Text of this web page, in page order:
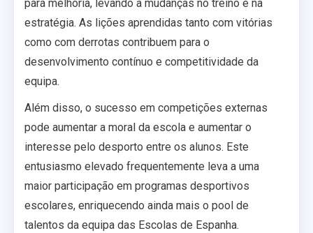
para melhoria, levando a mudanças no treino e na
estratégia. As lições aprendidas tanto com vitórias
como com derrotas contribuem para o
desenvolvimento contínuo e competitividade da
equipa.
Além disso, o sucesso em competições externas
pode aumentar a moral da escola e aumentar o
interesse pelo desporto entre os alunos. Este
entusiasmo elevado frequentemente leva a uma
maior participação em programas desportivos
escolares, enriquecendo ainda mais o pool de
talentos da equipa das Escolas de Espanha.